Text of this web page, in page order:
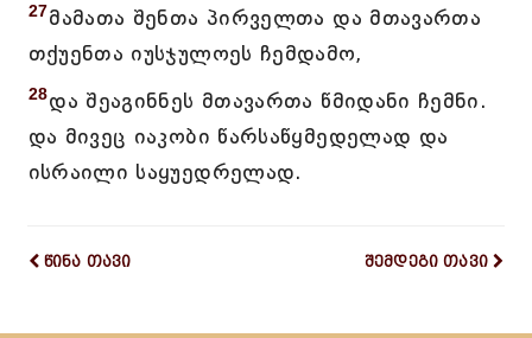
27მამათა შენთა პირველთა და მთავართა
თქუენთა იუსჯულოეს ჩემდამო,
28და შეაგინნეს მთავართა წმიდანი ჩემნი.
და მივეც იაკობი წარსაწყმედელად და
ისრაილი საყუედრელად.
წინა თავი შემდეგი თავი